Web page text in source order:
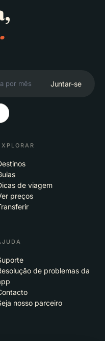
Juntar-se
de viagem
preços
de problemas da
nosso parceiro